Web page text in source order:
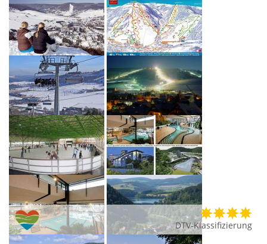
DTV-Klassifizierung